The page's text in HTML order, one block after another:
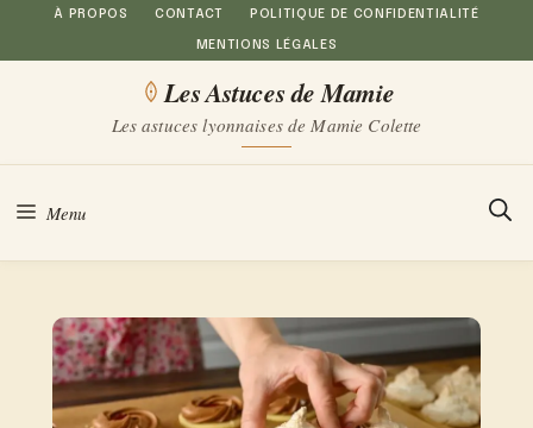
Aller
au
À PROPOS CONTACT POLITIQUE DE CONFIDENTIALITÉ
MENTIONS LÉGALES
Les Astuces de Mamie
Les astuces lyonnaises de Mamie Colette
Menu